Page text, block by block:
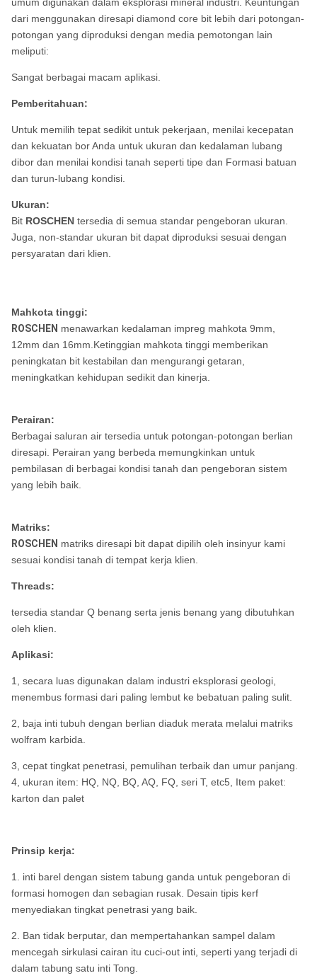
dari menggunakan diresapi diamond core bit lebih dari potongan-
potongan yang diproduksi dengan media pemotongan lain
meliputi:
Sangat berbagai macam aplikasi.
Pemberitahuan:
Untuk memilih tepat sedikit untuk pekerjaan, menilai kecepatan
dan kekuatan bor Anda untuk ukuran dan kedalaman lubang
dibor dan menilai kondisi tanah seperti tipe dan Formasi batuan
dan turun-lubang kondisi.
Ukuran:
Bit ROSCHEN tersedia di semua standar pengeboran ukuran.
Juga, non-standar ukuran bit dapat diproduksi sesuai dengan
persyaratan dari klien.
Mahkota tinggi:
ROSCHEN menawarkan kedalaman impreg mahkota 9mm,
12mm dan 16mm.Ketinggian mahkota tinggi memberikan
peningkatan bit kestabilan dan mengurangi getaran,
meningkatkan kehidupan sedikit dan kinerja.
Perairan:
Berbagai saluran air tersedia untuk potongan-potongan berlian
diresapi. Perairan yang berbeda memungkinkan untuk
pembilasan di berbagai kondisi tanah dan pengeboran sistem
yang lebih baik.
Matriks:
ROSCHEN matriks diresapi bit dapat dipilih oleh insinyur kami
sesuai kondisi tanah di tempat kerja klien.
Threads:
tersedia standar Q benang serta jenis benang yang dibutuhkan
oleh klien.
Aplikasi:
1, secara luas digunakan dalam industri eksplorasi geologi,
menembus formasi dari paling lembut ke bebatuan paling sulit.
2, baja inti tubuh dengan berlian diaduk merata melalui matriks
wolfram karbida.
3, cepat tingkat penetrasi, pemulihan terbaik dan umur panjang.
4, ukuran item: HQ, NQ, BQ, AQ, FQ, seri T, etc5, Item paket:
karton dan palet
Prinsip kerja:
1. inti barel dengan sistem tabung ganda untuk pengeboran di
formasi homogen dan sebagian rusak. Desain tipis kerf
menyediakan tingkat penetrasi yang baik.
2. Ban tidak berputar, dan mempertahankan sampel dalam
mencegah sirkulasi cairan itu cuci-out inti, seperti yang terjadi di
dalam tabung satu inti Tong.